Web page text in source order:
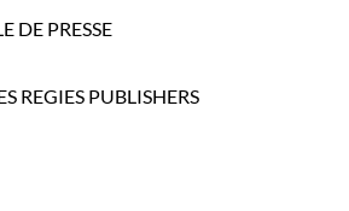
DE PRESSE
REGIES PUBLISHERS